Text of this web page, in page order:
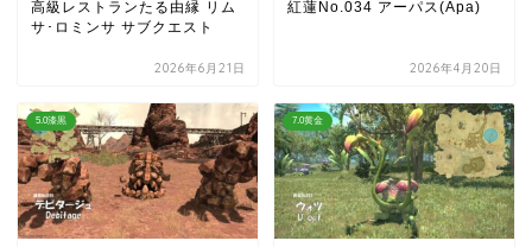
高級レストランたる由縁 リム
サ･ロミンサ サブクエスト
2026年6月21日
紅蓮No.034 アーパス(Apa)
2026年4月20日
5.0漆黒 7.0黄金